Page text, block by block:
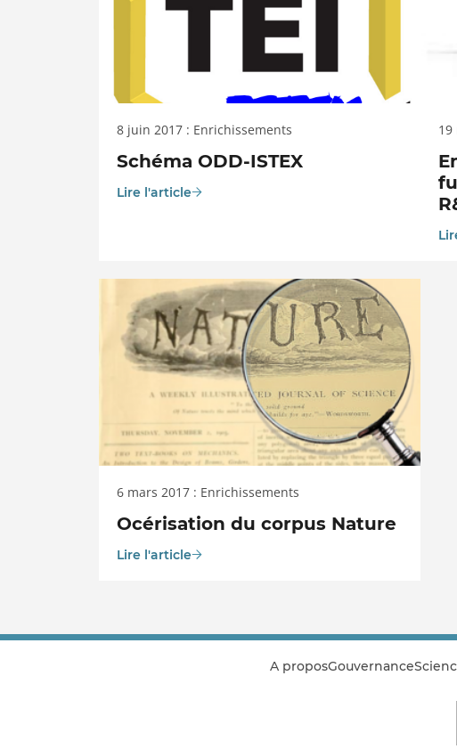
8 juin 2017 : Enrichissements
Schéma ODD-ISTEX
Lire l'article
19
6 mars 2017 : Enrichissements
Océrisation du corpus Nature
Lire l'article
A proposGouvernance